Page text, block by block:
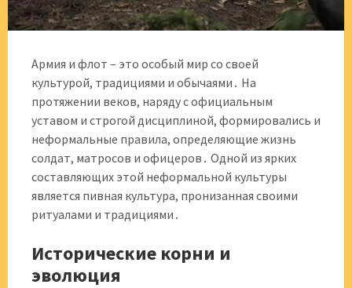
Армия и флот – это особый мир со своей
культурой, традициями и обычаями․ На
протяжении веков, наряду с официальным
уставом и строгой дисциплиной, формировались и
неформальные правила, определяющие жизнь
солдат, матросов и офицеров․ Одной из ярких
составляющих этой неформальной культуры
является пивная культура, пронизанная своими
ритуалами и традициями․
Исторические корни и
эволюция